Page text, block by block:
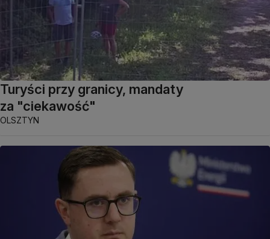
Turyści przy granicy, mandaty
za "ciekawość"
OLSZTYN